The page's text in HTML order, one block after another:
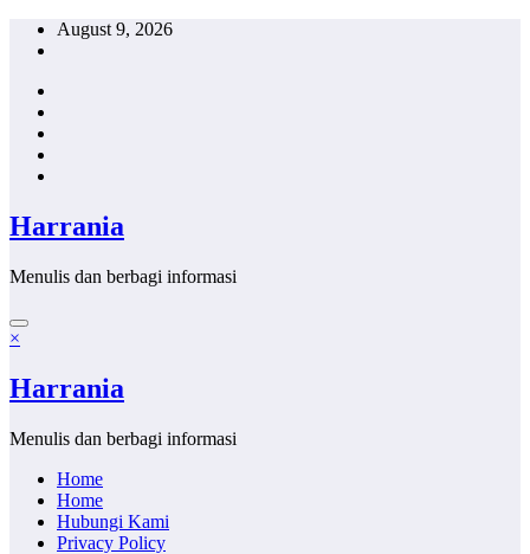
Skip
August 9, 2026
Harrania
Menulis dan berbagi informasi
×
Harrania
Menulis dan berbagi informasi
Home
Home
Hubungi Kami
Privacy Policy